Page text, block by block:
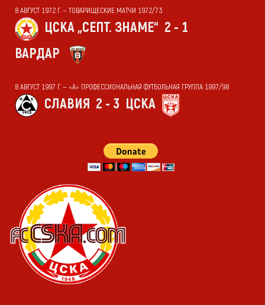
8 АВГУСТ 1972 Г. — ТОВАРИЩЕСКИЕ МАТЧИ 1972/73
ЦСКА „СЕПТ. ЗНАМЕ“ 2 - 1
ВАРДАР
8 АВГУСТ 1997 Г. — «А» ПРОФЕССИОНАЛЬНАЯ ФУТБОЛЬНАЯ ГРУППА 1997/98
СЛАВИЯ 2 - 3 ЦСКА